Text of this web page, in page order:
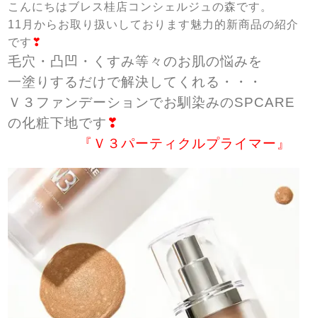
こんにちはブレス桂店コンシェルジュの森です。
11月からお取り扱いしております魅力的新商品の紹介
です ❣
毛穴・凸凹・くすみ等々のお肌の悩みを
一塗りするだけで解決してくれる・・・
Ｖ３ファンデーションでお馴染みのSPCARE
の化粧下地です ❣
『Ｖ３パーティクルプライマー』